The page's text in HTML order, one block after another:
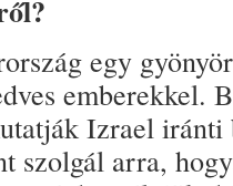
egy
emberekkel.
Izrael
szolgál arra,